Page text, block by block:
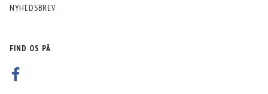
NYHEDSBREV
FIND OS PÅ